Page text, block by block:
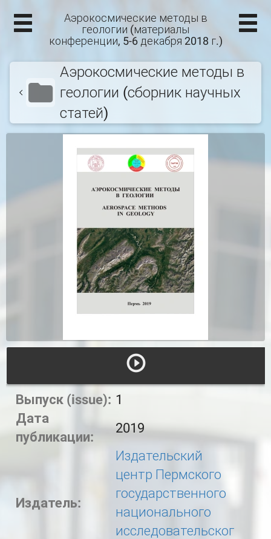
Аэрокосмические методы в
геологии (материалы
конференции, 5-6 декабря 2018 г.)
Аэрокосмические методы в
геологии (сборник научных
статей)
Выпуск (issue): 1
Дата
публикации:
2019
Издатель:
Издательский
центр Пермского
государственного
национального
исследовательског